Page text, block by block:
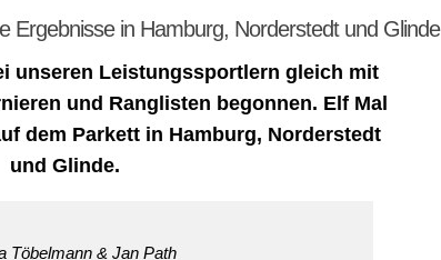
Ergebnisse in Hamburg, Norderstedt und Glinde
unseren Leistungssportlern gleich mit
und Ranglisten begonnen. Elf Mal
dem Parkett in Hamburg, Norderstedt
und Glinde.
Töbelmann & Jan Path